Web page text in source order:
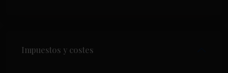
Impuestos y costes